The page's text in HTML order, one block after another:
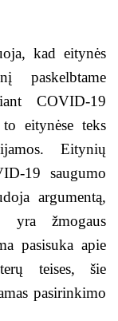
kad eitynės
paskelbtame
COVID-19
eitynėse teks
Eitynių
19 saugumo
argumentą,
žmogaus
pasisuka apie
teises, šie
pasirinkimo